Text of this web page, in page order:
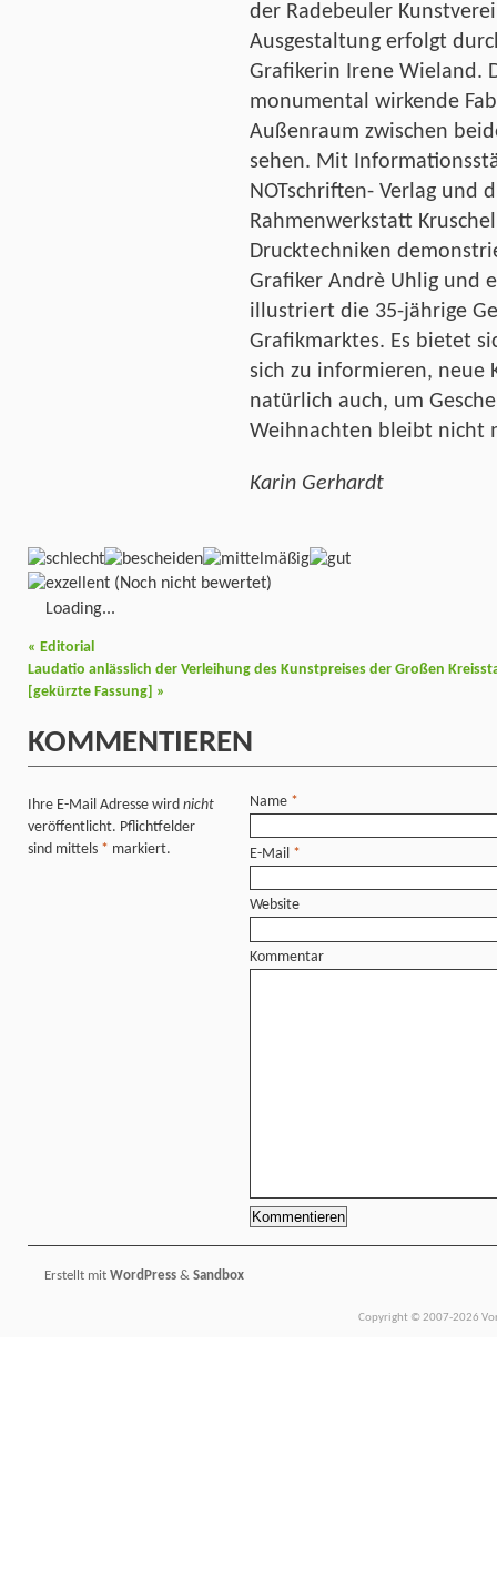
der Radebeuler
Ausgestaltung erfolgt
Grafikerin Irene Wieland.
monumental wirkende
Außenraum zwischen
sehen. Mit
NOTschriften- Verlag und
Rahmenwerkstatt
Drucktechniken
Grafiker Andrè Uhlig und
illustriert die 35-jährige
Grafikmarktes. Es bietet
sich zu informieren, neue
natürlich auch, um
Weihnachten bleibt nicht
Karin Gerhardt
(Noch nicht bewertet)
Loading...
« Editorial
Laudatio anlässlich der Verleihung des Kunstpreises der Großen
[gekürzte Fassung] »
KOMMENTIEREN
Ihre E-Mail Adresse wird nicht
veröffentlicht. Pflichtfelder
sind mittels * markiert.
Name *
E-Mail *
Website
Kommentar
Erstellt mit WordPress & Sandbox
Copyright © 2007-2026